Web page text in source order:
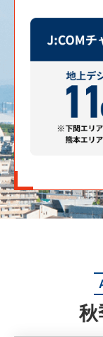
秋